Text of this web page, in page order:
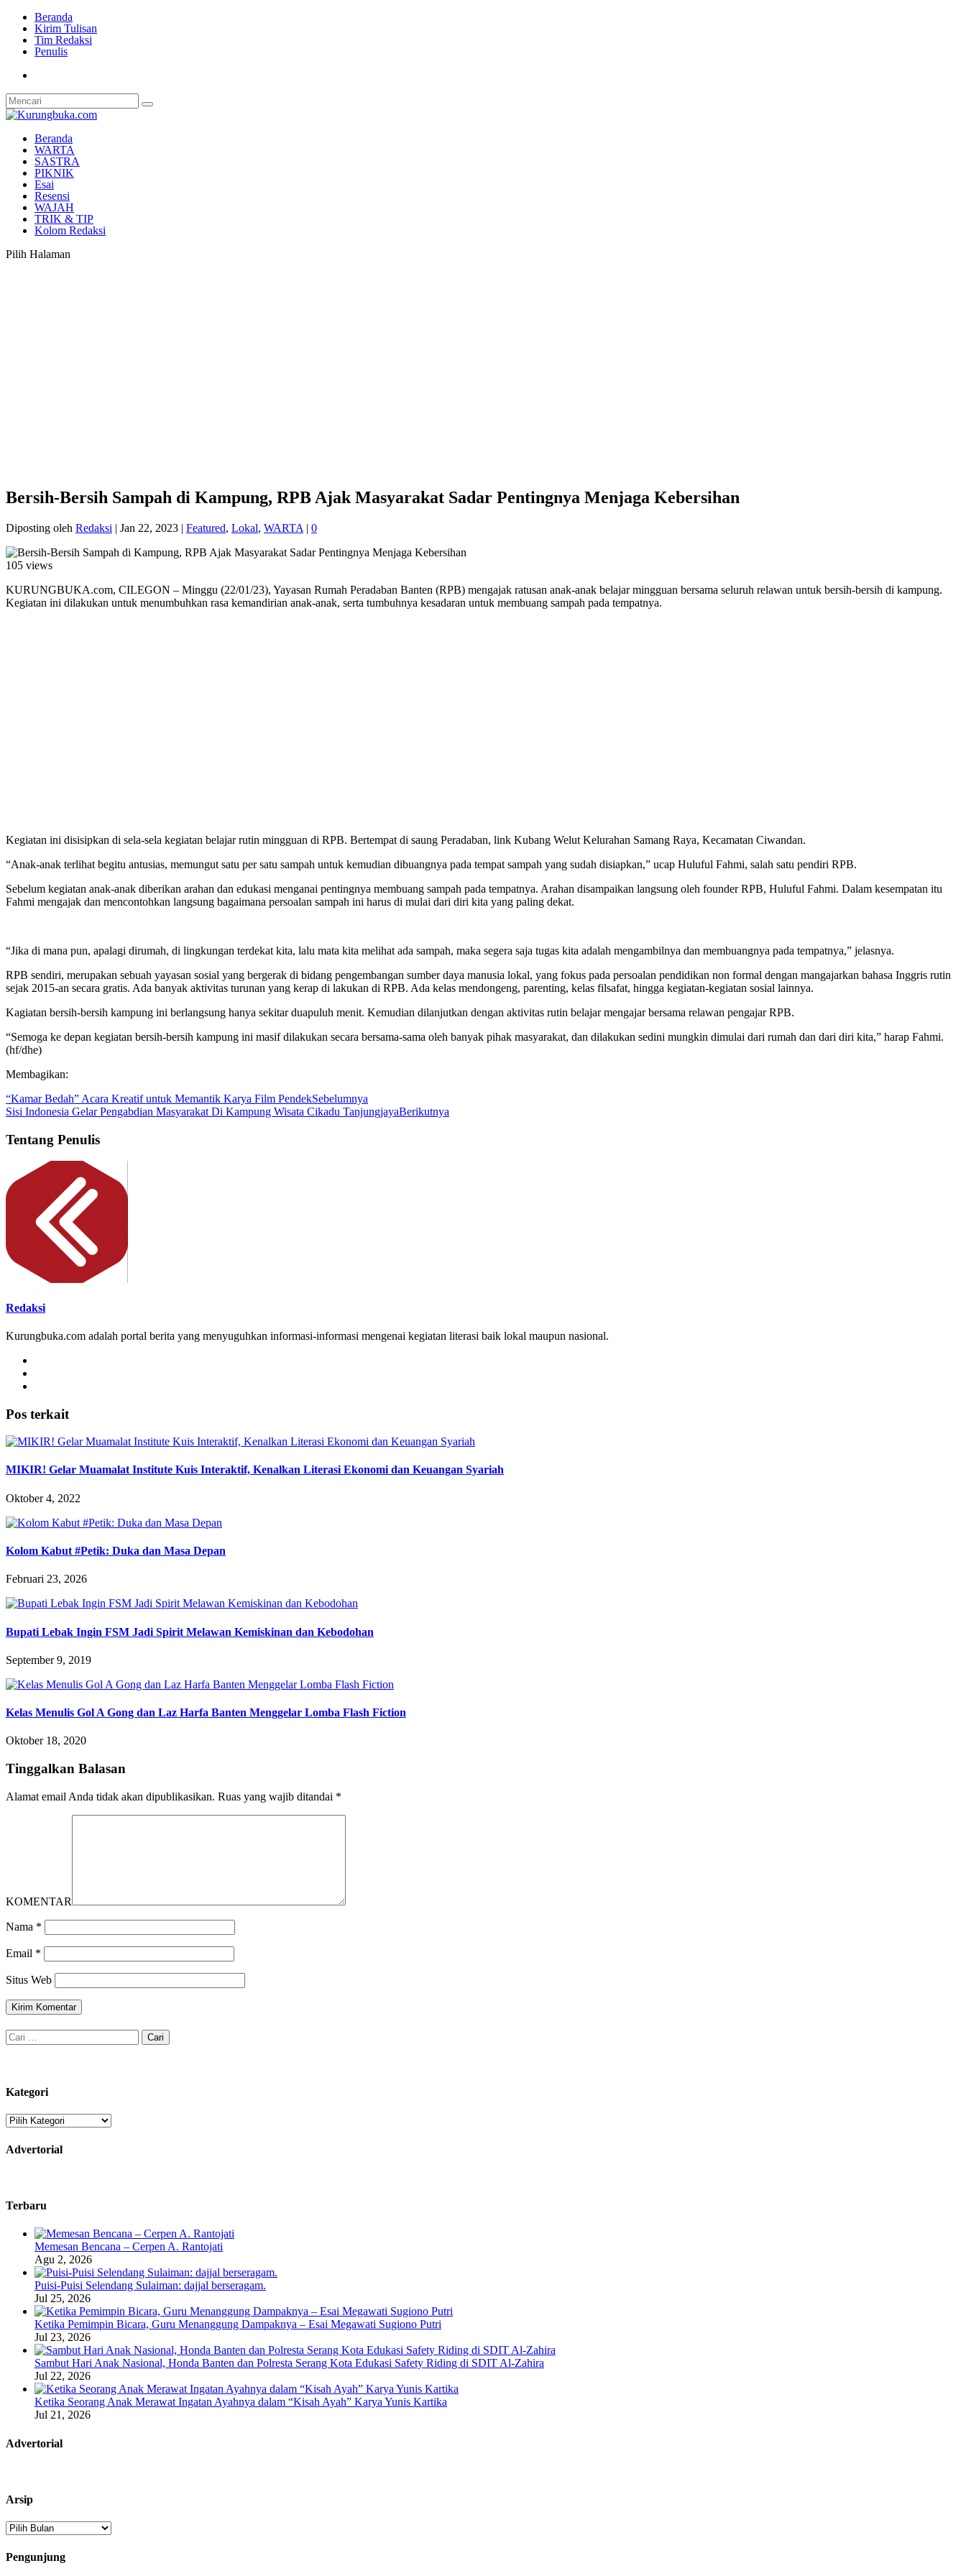
Beranda
Kirim Tulisan
Tim Redaksi
Penulis
Beranda
WARTA
SASTRA
PIKNIK
Esai
Resensi
WAJAH
TRIK & TIP
Kolom Redaksi
Pilih Halaman
Bersih-Bersih Sampah di Kampung, RPB Ajak Masyarakat Sadar Pentingnya Menjaga Kebersihan
Diposting oleh Redaksi | Jan 22, 2023 | Featured, Lokal, WARTA | 0
105 views
KURUNGBUKA.com, CILEGON – Minggu (22/01/23), Yayasan Rumah Peradaban Banten (RPB) mengajak ratusan anak-anak belajar mingguan bersama seluruh relawan untuk bersih-bersih di kampung.
Kegiatan ini dilakukan untuk menumbuhkan rasa kemandirian anak-anak, serta tumbuhnya kesadaran untuk membuang sampah pada tempatnya.
Kegiatan ini disisipkan di sela-sela kegiatan belajar rutin mingguan di RPB. Bertempat di saung Peradaban, link Kubang Welut Kelurahan Samang Raya, Kecamatan Ciwandan.
“Anak-anak terlihat begitu antusias, memungut satu per satu sampah untuk kemudian dibuangnya pada tempat sampah yang sudah disiapkan,” ucap Huluful Fahmi, salah satu pendiri RPB.
Sebelum kegiatan anak-anak diberikan arahan dan edukasi menganai pentingnya membuang sampah pada tempatnya. Arahan disampaikan langsung oleh founder RPB, Huluful Fahmi. Dalam kesempatan itu
Fahmi mengajak dan mencontohkan langsung bagaimana persoalan sampah ini harus di mulai dari diri kita yang paling dekat.
“Jika di mana pun, apalagi dirumah, di lingkungan terdekat kita, lalu mata kita melihat ada sampah, maka segera saja tugas kita adalah mengambilnya dan membuangnya pada tempatnya,” jelasnya.
RPB sendiri, merupakan sebuah yayasan sosial yang bergerak di bidang pengembangan sumber daya manusia lokal, yang fokus pada persoalan pendidikan non formal dengan mangajarkan bahasa Inggris rutin
sejak 2015-an secara gratis. Ada banyak aktivitas turunan yang kerap di lakukan di RPB. Ada kelas mendongeng, parenting, kelas filsafat, hingga kegiatan-kegiatan sosial lainnya.
Kagiatan bersih-bersih kampung ini berlangsung hanya sekitar duapuluh menit. Kemudian dilanjutkan dengan aktivitas rutin belajar mengajar bersama relawan pengajar RPB.
“Semoga ke depan kegiatan bersih-bersih kampung ini masif dilakukan secara bersama-sama oleh banyak pihak masyarakat, dan dilakukan sedini mungkin dimulai dari rumah dan dari diri kita,” harap Fahmi.
(hf/dhe)
Membagikan:
“Kamar Bedah” Acara Kreatif untuk Memantik Karya Film PendekSebelumnya
Sisi Indonesia Gelar Pengabdian Masyarakat Di Kampung Wisata Cikadu TanjungjayaBerikutnya
Tentang Penulis
Redaksi
Kurungbuka.com adalah portal berita yang menyuguhkan informasi-informasi mengenai kegiatan literasi baik lokal maupun nasional.
Pos terkait
MIKIR! Gelar Muamalat Institute Kuis Interaktif, Kenalkan Literasi Ekonomi dan Keuangan Syariah
Oktober 4, 2022
Kolom Kabut #Petik: Duka dan Masa Depan
Februari 23, 2026
Bupati Lebak Ingin FSM Jadi Spirit Melawan Kemiskinan dan Kebodohan
September 9, 2019
Kelas Menulis Gol A Gong dan Laz Harfa Banten Menggelar Lomba Flash Fiction
Oktober 18, 2020
Tinggalkan Balasan
Alamat email Anda tidak akan dipublikasikan. Ruas yang wajib ditandai *
KOMENTAR
Nama *
Email *
Situs Web
Cari
untuk:
Kategori
Kategori
Advertorial
Terbaru
Memesan Bencana – Cerpen A. Rantojati
Agu 2, 2026
Puisi-Puisi Selendang Sulaiman: dajjal berseragam.
Jul 25, 2026
Ketika Pemimpin Bicara, Guru Menanggung Dampaknya – Esai Megawati Sugiono Putri
Jul 23, 2026
Sambut Hari Anak Nasional, Honda Banten dan Polresta Serang Kota Edukasi Safety Riding di SDIT Al-Zahira
Jul 22, 2026
Ketika Seorang Anak Merawat Ingatan Ayahnya dalam “Kisah Ayah” Karya Yunis Kartika
Jul 21, 2026
Advertorial
Arsip
Arsip
Pengunjung